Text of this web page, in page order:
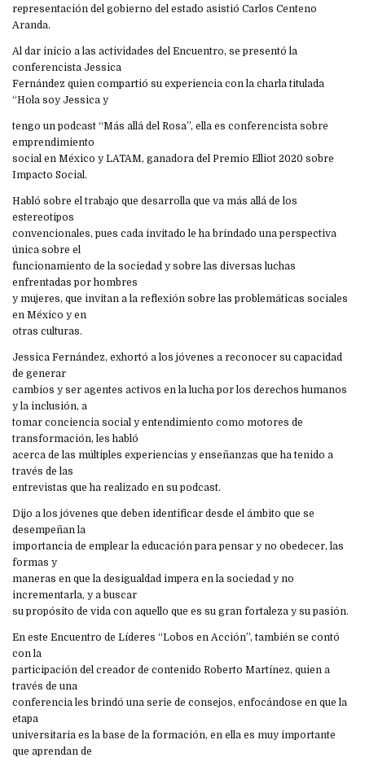
representación del gobierno del estado asistió Carlos Centeno
Aranda.
Al dar inicio a las actividades del Encuentro, se presentó la
conferencista Jessica
Fernández quien compartió su experiencia con la charla titulada
“Hola soy Jessica y
tengo un podcast “Más allá del Rosa”, ella es conferencista sobre
emprendimiento
social en México y LATAM, ganadora del Premio Elliot 2020 sobre
Impacto Social.
Habló sobre el trabajo que desarrolla que va más allá de los
estereotipos
convencionales, pues cada invitado le ha brindado una perspectiva
única sobre el
funcionamiento de la sociedad y sobre las diversas luchas
enfrentadas por hombres
y mujeres, que invitan a la reflexión sobre las problemáticas sociales
en México y en
otras culturas.
Jessica Fernández, exhortó a los jóvenes a reconocer su capacidad
de generar
cambios y ser agentes activos en la lucha por los derechos humanos
y la inclusión, a
tomar conciencia social y entendimiento como motores de
transformación, les habló
acerca de las múltiples experiencias y enseñanzas que ha tenido a
través de las
entrevistas que ha realizado en su podcast.
Dijo a los jóvenes que deben identificar desde el ámbito que se
desempeñan la
importancia de emplear la educación para pensar y no obedecer, las
formas y
maneras en que la desigualdad impera en la sociedad y no
incrementarla, y a buscar
su propósito de vida con aquello que es su gran fortaleza y su pasión.
En este Encuentro de Líderes “Lobos en Acción”, también se contó
con la
participación del creador de contenido Roberto Martínez, quien a
través de una
conferencia les brindó una serie de consejos, enfocándose en que la
etapa
universitaria es la base de la formación, en ella es muy importante
que aprendan de